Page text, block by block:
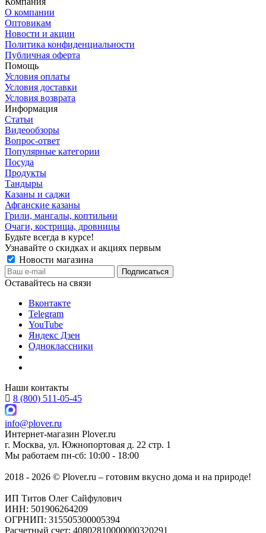
О компании
Оптовикам
Новости и акции
Политика конфиденциальности
Публичная оферта
Помощь
Условия оплаты
Условия доставки
Условия возврата
Информация
Статьи
Видеообзоры
Вопрос-ответ
Популярные категории
Посуда
Продукты
Тандыры
Казаны и саджи
Афганские казаны
Грили, мангалы, коптильни
Очаги, кострища, дровницы
Будьте всегда в курсе!
Узнавайте о скидках и акциях первым
Новости магазина
Оставайтесь на связи
Вконтакте
Telegram
YouTube
Яндекс Дзен
Одноклассники
Наши контакты
8 (800) 511-05-45
info@plover.ru
Интернет-магазин Plover.ru
г. Москва, ул. Южнопортовая д. 22 стр. 1
Мы работаем пн-сб: 10:00 - 18:00
2018 - 2026 © Plover.ru – готовим вкусно дома и на природе!
ИП Титов Олег Сайфулович
ИНН: 501906264209
ОГРНИП: 315505300005394
Расчетный счет: 40802810000000320291